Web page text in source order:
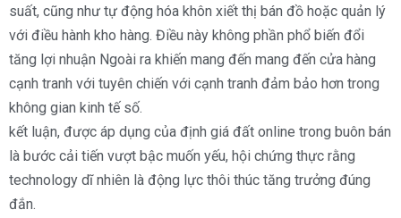
suất, cũng như tự động hóa khôn xiết thị bán đồ hoặc quản lý
với điều hành kho hàng. Điều này không phần phổ biến đổi
tăng lợi nhuận Ngoài ra khiến mang đến mang đến cửa hàng
cạnh tranh với tuyên chiến với cạnh tranh đảm bảo hơn trong
không gian kinh tế số.
kết luận, được áp dụng của định giá đất online trong buôn bán
là bước cải tiến vượt bậc muốn yếu, hội chứng thực rằng
technology dĩ nhiên là động lực thôi thúc tăng trưởng đúng
đắn.